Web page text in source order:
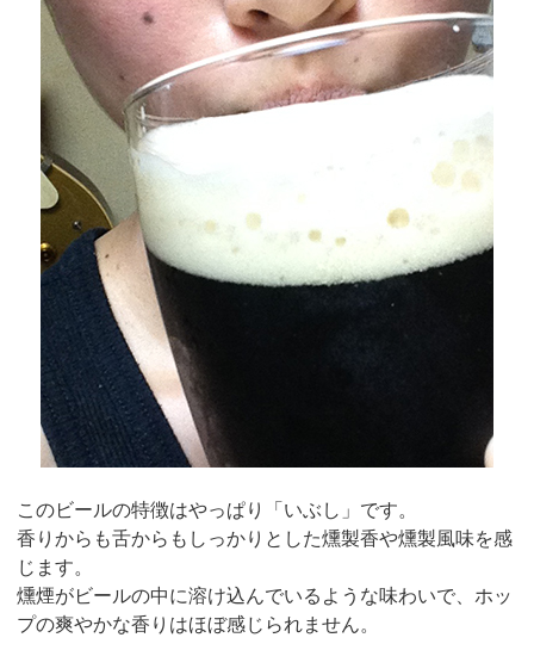
このビールの特徴はやっぱり「いぶし」です。
香りからも舌からもしっかりとした燻製香や燻製風味を感
じます。
燻煙がビールの中に溶け込んでいるような味わいで、ホッ
プの爽やかな香りはほぼ感じられません。